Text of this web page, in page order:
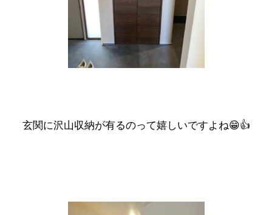
玄関に沢山収納が有るのって嬉しいですよね😁👍